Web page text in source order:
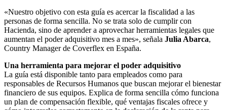
«Nuestro objetivo con esta guía es acercar la fiscalidad a las
personas de forma sencilla. No se trata solo de cumplir con
Hacienda, sino de aprender a aprovechar herramientas legales que
aumentan el poder adquisitivo mes a mes», señala Julia Abarca,
Country Manager de Coverflex en España.
Una herramienta para mejorar el poder adquisitivo
La guía está disponible tanto para empleados como para
responsables de Recursos Humanos que buscan mejorar el bienestar
financiero de sus equipos. Explica de forma sencilla cómo funciona
un plan de compensación flexible, qué ventajas fiscales ofrece y